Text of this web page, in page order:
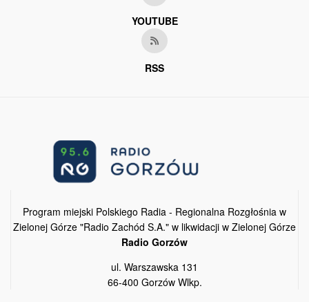
YOUTUBE
RSS
Program miejski Polskiego Radia - Regionalna Rozgłośnia w
Zielonej Górze "Radio Zachód S.A." w likwidacji w Zielonej Górze
Radio Gorzów
ul. Warszawska 131
66-400 Gorzów Wlkp.